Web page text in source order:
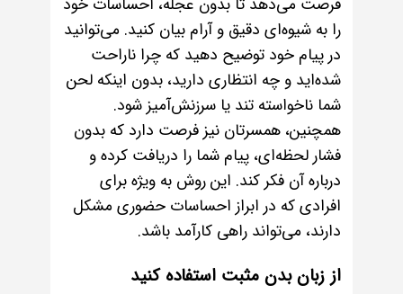
فرصت می‌دهد تا بدون عجله، احساسات خود
را به شیوه‌ای دقیق و آرام بیان کنید. می‌توانید
در پیام خود توضیح دهید که چرا ناراحت
شده‌اید و چه انتظاری دارید، بدون اینکه لحن
شما ناخواسته تند یا سرزنش‌آمیز شود.
همچنین، همسرتان نیز فرصت دارد که بدون
فشار لحظه‌ای، پیام شما را دریافت کرده و
درباره آن فکر کند. این روش به ویژه برای
افرادی که در ابراز احساسات حضوری مشکل
دارند، می‌تواند راهی کارآمد باشد.
از زبان بدن مثبت استفاده کنید